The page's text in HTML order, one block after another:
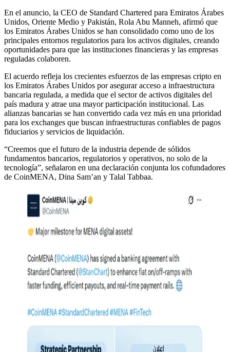
En el anuncio, la CEO de Standard Chartered para Emiratos Árabes
Unidos, Oriente Medio y Pakistán, Rola Abu Manneh, afirmó que
los Emiratos Árabes Unidos se han consolidado como uno de los
principales entornos regulatorios para los activos digitales, creando
oportunidades para que las instituciones financieras y las empresas
reguladas colaboren.
El acuerdo refleja los crecientes esfuerzos de las empresas cripto en
los Emiratos Árabes Unidos por asegurar acceso a infraestructura
bancaria regulada, a medida que el sector de activos digitales del
país madura y atrae una mayor participación institucional. Las
alianzas bancarias se han convertido cada vez más en una prioridad
para los exchanges que buscan infraestructuras confiables de pagos
fiduciarios y servicios de liquidación.
“Creemos que el futuro de la industria depende de sólidos
fundamentos bancarios, regulatorios y operativos, no solo de la
tecnología”, señalaron en una declaración conjunta los cofundadores
de CoinMENA, Dina Sam’an y Talal Tabbaa.